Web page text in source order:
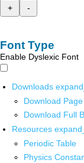
+
-
Font Type
Enable Dyslexic Font
Downloads
Download
Download Full
Resources
Periodic Table
Physics